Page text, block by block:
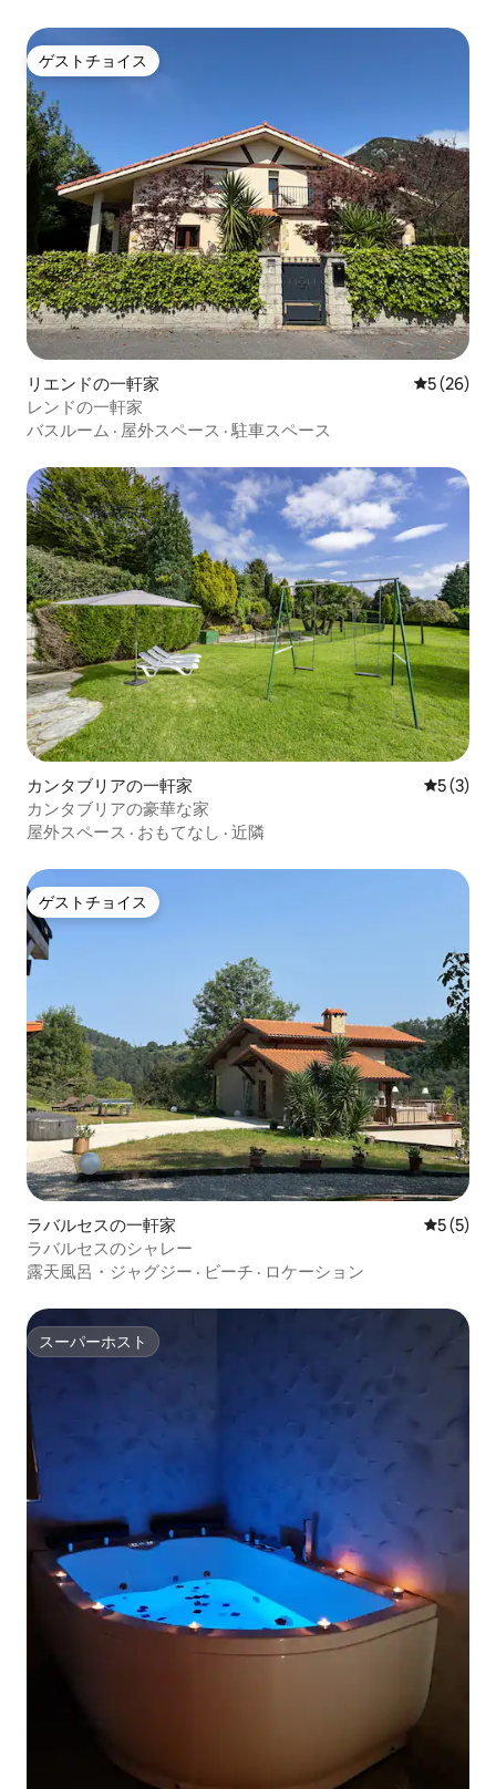
ゲストチョイス
ゲストチョイス
リエンドの一軒家 レビュー
5 (26)
レンドの一軒家
バスルーム · 屋外スペース ·駐車スペース
カンタブリアの一軒家 レビュー
5 (3)
カンタブリアの豪華な家
屋外スペース · おもてなし · 近隣
ゲストチョイス
ゲストチョイス
ラバルセスの一軒家 レビュー
5 (5)
ラバルセスのシャレー
露天風呂・ジャグジー · ビーチ · ロケーション
スーパーホスト
スーパーホスト